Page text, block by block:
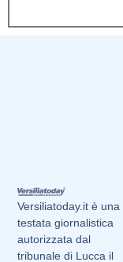
Versiliatoday.it è una
testata giornalistica
autorizzata dal
tribunale di Lucca il